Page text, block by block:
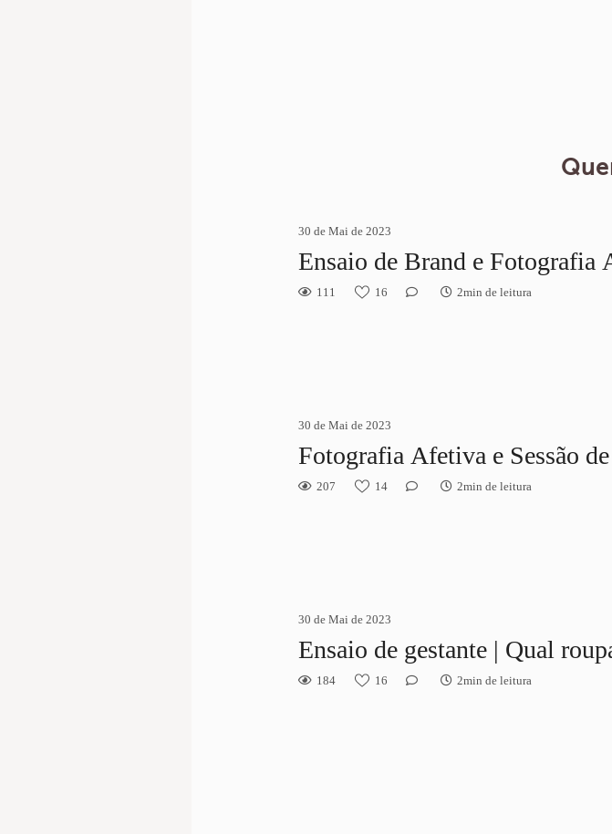
30 de Mai de 2023
Ensaio de Brand e Fotografia
111 16 2min de leitura
30 de Mai de 2023
Fotografia Afetiva e Sessão
207 14 2min de leitura
30 de Mai de 2023
Ensaio de gestante | Qual
184 16 2min de leitura